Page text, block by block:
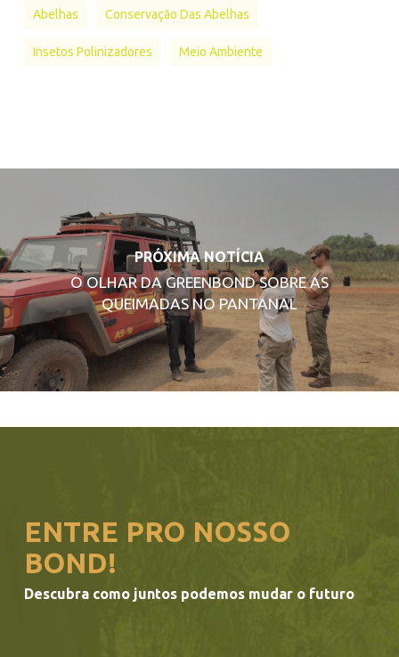
Abelhas Conservação Das Abelhas
Insetos Polinizadores Meio Ambiente
PRÓXIMA NOTÍCIA
O OLHAR DA GREENBOND SOBRE AS
QUEIMADAS NO PANTANAL
ENTRE PRO NOSSO
BOND!
Descubra como juntos podemos mudar o futuro